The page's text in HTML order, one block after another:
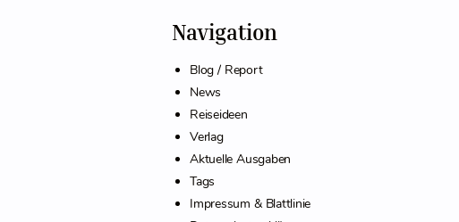
Navigation
Blog / Report
News
Reiseideen
Verlag
Aktuelle Ausgaben
Tags
Impressum & Blattlinie